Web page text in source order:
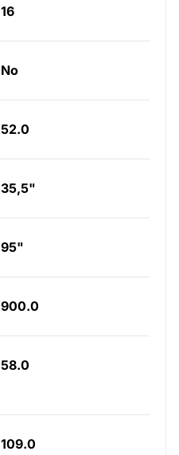
16
No
52.0
35,5"
95"
900.0
58.0
109.0